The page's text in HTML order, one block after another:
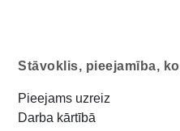
Stāvoklis, pieejamība,
Pieejams uzreiz
Darba kārtībā